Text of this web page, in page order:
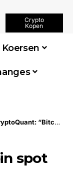
Crypto
Kopen
Koersen
“Bitcoin spot ETF kan market cap cryptomarkt met $1 biljoen vergroten”
spot